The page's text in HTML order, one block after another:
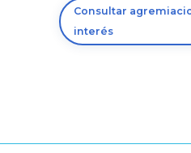
Consultar
interés